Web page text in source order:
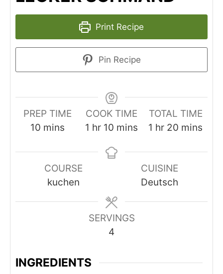
Print Recipe
Pin Recipe
PREP TIME
10minutes
mins
COOK TIME
1 hour
hr 10 minutes
mins
TOTAL TIME
1 hour
hr 20 minutes
mins
COURSE
kuchen
CUISINE
Deutsch
SERVINGS
4
INGREDIENTS